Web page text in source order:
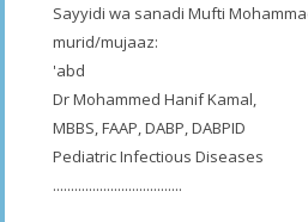
Sayyidi wa sanadi Mufti
murid/mujaaz:
'abd
Dr Mohammed Hanif Kamal,
MBBS, FAAP, DABP, DABPID
Pediatric Infectious Diseases
....................................